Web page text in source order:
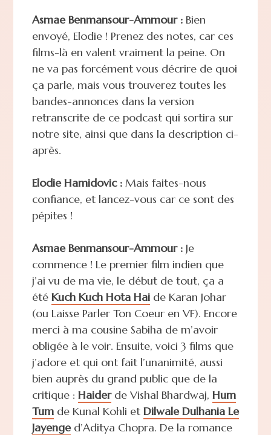
Asmae Benmansour-Ammour :Bien
envoyé, Elodie ! Prenez des notes, car ces
films-là en valent vraiment la peine. On
ne va pas forcément vous décrire de quoi
ça parle, mais vous trouverez toutes les
bandes-annonces dans la version
retranscrite de ce podcast qui sortira sur
notre site, ainsi que dans la description ci-
après.
Elodie Hamidovic :Mais faites-nous
confiance, et lancez-vous car ce sont des
pépites !
Asmae Benmansour-Ammour :Je
commence ! Le premier film indien que
j’ai vu de ma vie, le début de tout, ça a
été Kuch Kuch Hota Haide Karan Johar
(ou Laisse Parler Ton Coeur en VF). Encore
merci à ma cousine Sabiha de m’avoir
obligée à le voir. Ensuite, voici 3 films que
j’adore et qui ont fait l’unanimité, aussi
bien auprès du grand public que de la
critique : Haiderde Vishal Bhardwaj, Hum
Tumde Kunal Kohli et Dilwale Dulhania Le
Jayenged’Aditya Chopra. De la romance